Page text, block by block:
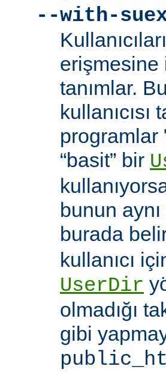
--with-
erişmesine
tanımlar.
kullanıcısı
programlar
“basit” bir
bunun
burada
kullanıcı
UserDir
olmadığı
gibi